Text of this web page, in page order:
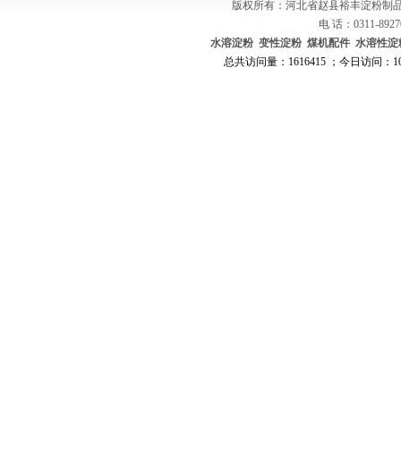
版权所有：河北省赵县裕丰淀粉
电 话：0311-
水溶淀粉 变性淀粉 煤机配件 水溶性淀
总共访问量：1616415 ；今日访问：